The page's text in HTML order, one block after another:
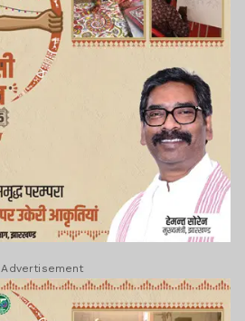
Advertisement